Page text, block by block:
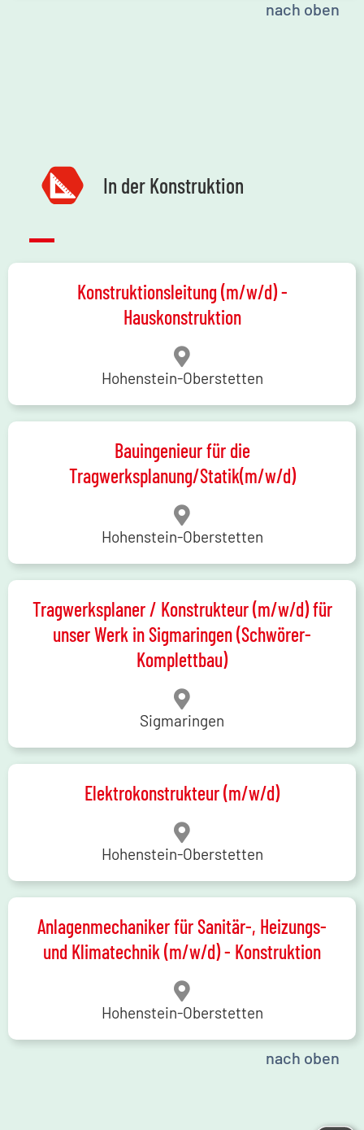
nach oben
In der Konstruktion
Konstruktionsleitung (m/w/d) -
Hauskonstruktion
Hohenstein-Oberstetten
Bauingenieur für die
Tragwerksplanung/Statik(m/w/d)
Hohenstein-Oberstetten
Tragwerksplaner / Konstrukteur (m/w/d) für
unser Werk in Sigmaringen (Schwörer-
Komplettbau)
Sigmaringen
Elektrokonstrukteur (m/w/d)
Hohenstein-Oberstetten
Anlagenmechaniker für Sanitär-, Heizungs-
und Klimatechnik (m/w/d) - Konstruktion
Hohenstein-Oberstetten
nach oben